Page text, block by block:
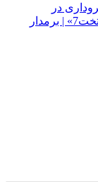
در
خواستگاری دست گذاشته دقیقا مثل «پایتخت7» | برمدار